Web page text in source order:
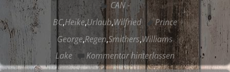
CAN -
BC,Heike,Urlaub,Wilfried
Prince
George,Regen,Smithers,Williams
Lake
Kommentar hinterlassen